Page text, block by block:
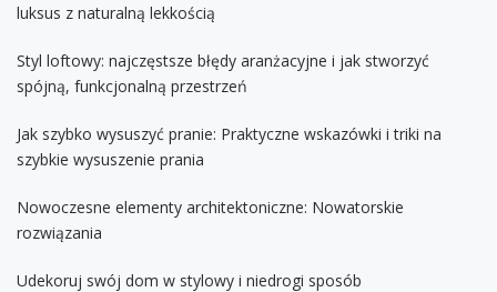
luksus z naturalną lekkością
Styl loftowy: najczęstsze błędy aranżacyjne i jak stworzyć
spójną, funkcjonalną przestrzeń
Jak szybko wysuszyć pranie: Praktyczne wskazówki i triki na
szybkie wysuszenie prania
Nowoczesne elementy architektoniczne: Nowatorskie
rozwiązania
Udekoruj swój dom w stylowy i niedrogi sposób